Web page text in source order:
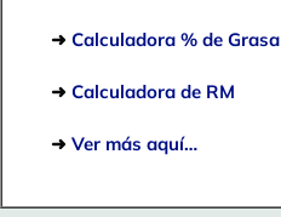
➜ Calculadora % de Grasa
➜ Calculadora de RM
➜ Ver más aquí…